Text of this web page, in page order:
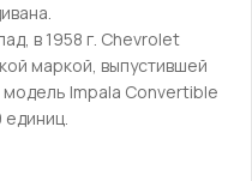
в 1958 г. Chevrolet
маркой, выпустившей
Impala Convertible
единиц.